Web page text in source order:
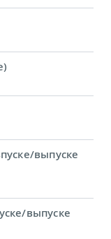
выпуске
выпуске